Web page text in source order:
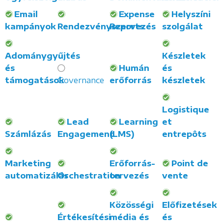
Email
kampányok Rendezvényszervezés
Expense
Reports
Helyszíni
szolgálat
Adománygyűjtés
és
támogatásokGovernance
Humán
erőforrás
Készletek
és
készletek
Számlázás
Lead
Engagement
Learning
(LMS)
Logistique
et
entrepôts
Marketing
automatizálásOrchestration
Erőforrás-
tervezés
Point de
vente
Értékesítési
Közösségi
média és
Előfizetések
és